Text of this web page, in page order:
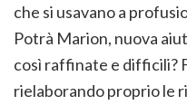
che si usavano a
Potrà Marion, nuova
così raffinate e difficili?
rielaborando proprio le